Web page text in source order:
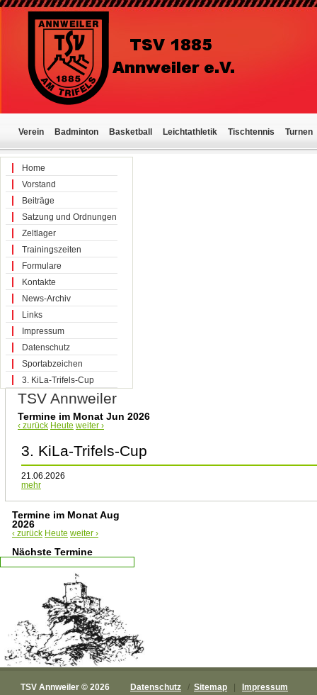
Verein Badminton Basketball Leichtathletik Tischtennis Turnen
Home
Vorstand
Beiträge
Satzung und Ordnungen
Zeltlager
Trainingszeiten
Formulare
Kontakte
News-Archiv
Links
Impressum
Datenschutz
Sportabzeichen
3. KiLa-Trifels-Cup
TSV Annweiler
Termine im Monat Jun 2026
‹ zurück Heute weiter ›
3. KiLa-Trifels-Cup
21.06.2026
mehr
Termine im Monat Aug
2026
‹ zurück Heute weiter ›
Nächste Termine
TSV Annweiler © 2026 Datenschutz / Sitemap Impressum